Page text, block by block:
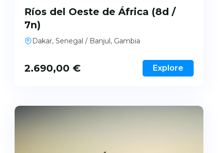
Ríos del Oeste de África (8d /
7n)
Dakar, Senegal / Banjul, Gambia
2.690,00 € Explore